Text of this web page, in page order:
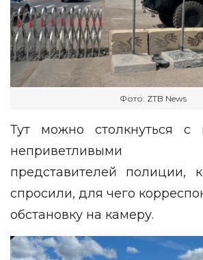
Фото: ZTB News
Тут можно столкнуться
неприветливыми
представителей полиции,
спросили, для чего
обстановку на камеру.